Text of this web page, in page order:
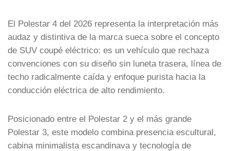
El Polestar 4 del 2026 representa la interpretación más
audaz y distintiva de la marca sueca sobre el concepto
de SUV coupé eléctrico: es un vehículo que rechaza
convenciones con su diseño sin luneta trasera, línea de
techo radicalmente caída y enfoque purista hacia la
conducción eléctrica de alto rendimiento.
Posicionado entre el Polestar 2 y el más grande
Polestar 3, este modelo combina presencia escultural,
cabina minimalista escandinava y tecnología de